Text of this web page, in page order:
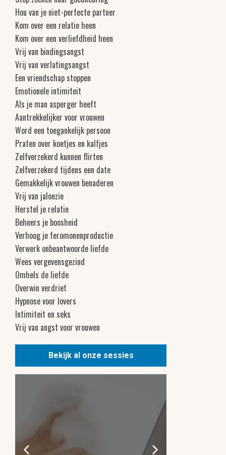
Hou van je niet-perfecte partner
Kom over een relatie heen
Kom over een verliefdheid heen
Vrij van bindingsangst
Vrij van verlatingsangst
Een vriendschap stoppen
Emotionele intimiteit
Als je man asperger heeft
Aantrekkelijker voor vrouwen
Word een toegankelijk persoon
Praten over koetjes en kalfjes
Zelfverzekerd kunnen flirten
Zelfverzekerd tijdens een date
Gemakkelijk vrouwen benaderen
Vrij van jaloezie
Herstel je relatie
Beheers je boosheid
Verhoog je feromonenproductie
Verwerk onbeantwoorde liefde
Wees vergevensgezind
Omhels de liefde
Overwin verdriet
Hypnose voor lovers
Intimiteit en seks
Vrij van angst voor vrouwen
Bekijk al onze sessies